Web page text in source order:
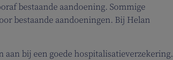
bestaande aandoening. Sommige
bestaande aandoeningen. Bij Helan
aan bij een goede hospitalisatieverzekering.